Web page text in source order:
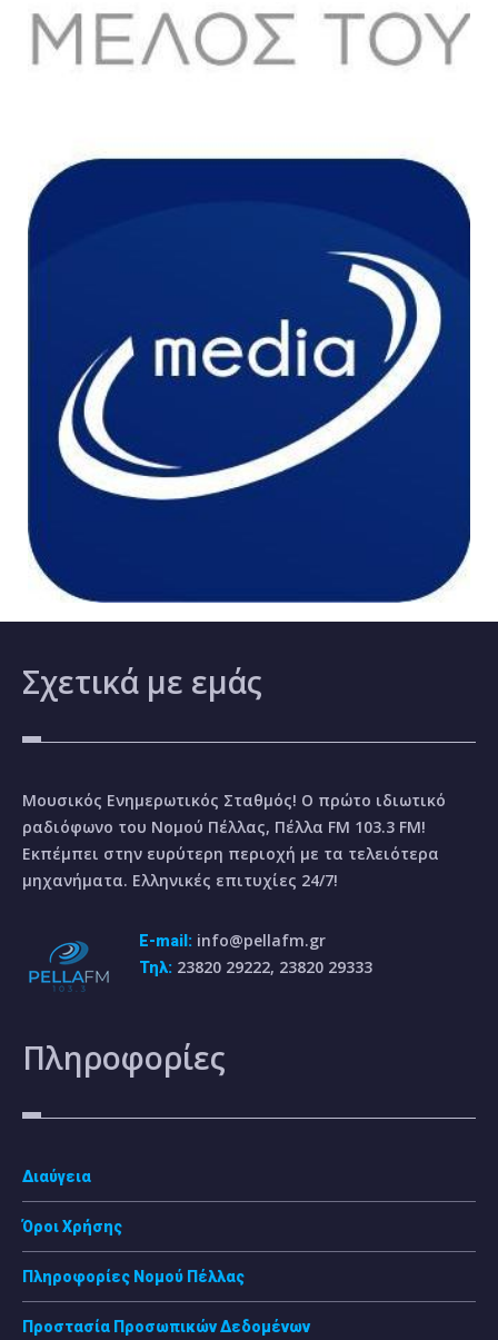
Σχετικά με εμάς
Μουσικός Ενημερωτικός Σταθμός! Ο πρώτο ιδιωτικό
ραδιόφωνο του Νομού Πέλλας, Πέλλα FM 103.3 FM!
Εκπέμπει στην ευρύτερη περιοχή με τα τελειότερα
μηχανήματα. Ελληνικές επιτυχίες 24/7!
E-mail: info@pellafm.gr
Τηλ: 23820 29222, 23820 29333
Πληροφορίες
Διαύγεια
Όροι Χρήσης
Πληροφορίες Νομού Πέλλας
Προστασία Προσωπικών Δεδομένων